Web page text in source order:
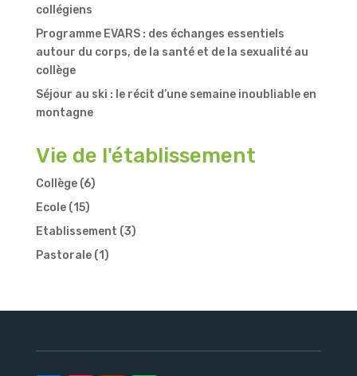
collégiens
Programme EVARS : des échanges essentiels
autour du corps, de la santé et de la sexualité au
collège
Séjour au ski : le récit d’une semaine inoubliable en
montagne
Vie de l'établissement
Collège(6)
Ecole(15)
Etablissement (3)
Pastorale(1)